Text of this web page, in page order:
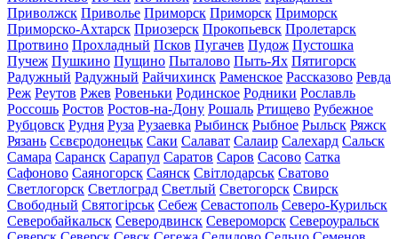
Приволжск Приволье Приморск Приморск Приморск
Приморско-Ахтарск Приозерск Прокопьевск Пролетарск
Протвино Прохладный Псков Пугачев Пудож Пустошка
Пучеж Пушкино Пущино Пыталово Пыть-Ях Пятигорск
Радужный Радужный Райчихинск Раменское Рассказово Ревда
Реж Реутов Ржев Ровеньки Родинское Родники Рославль
Россошь Ростов Ростов-на-Дону Рошаль Ртищево Рубежное
Рубцовск Рудня Руза Рузаевка Рыбинск Рыбное Рыльск Ряжск
Рязань Сєвєродонецьк Саки Салават Салаир Салехард Сальск
Самара Саранск Сарапул Саратов Саров Сасово Сатка
Сафоново Саяногорск Саянск Світлодарськ Сватово
Светлогорск Светлоград Светлый Светогорск Свирск
Свободный Святогірськ Себеж Севастополь Северо-Курильск
Северобайкальск Северодвинск Североморск Североуральск